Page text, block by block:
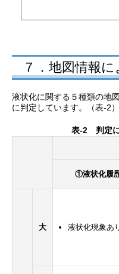
７．地図情報
液状化に関する５種類の地
に判定しています。（表-2）
表-2 判定
①液状化履
大 液状化現象 あ